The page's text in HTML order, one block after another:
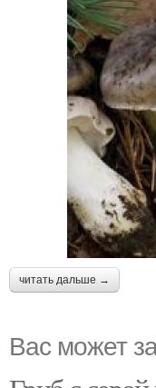
читать дальше →
Вас может